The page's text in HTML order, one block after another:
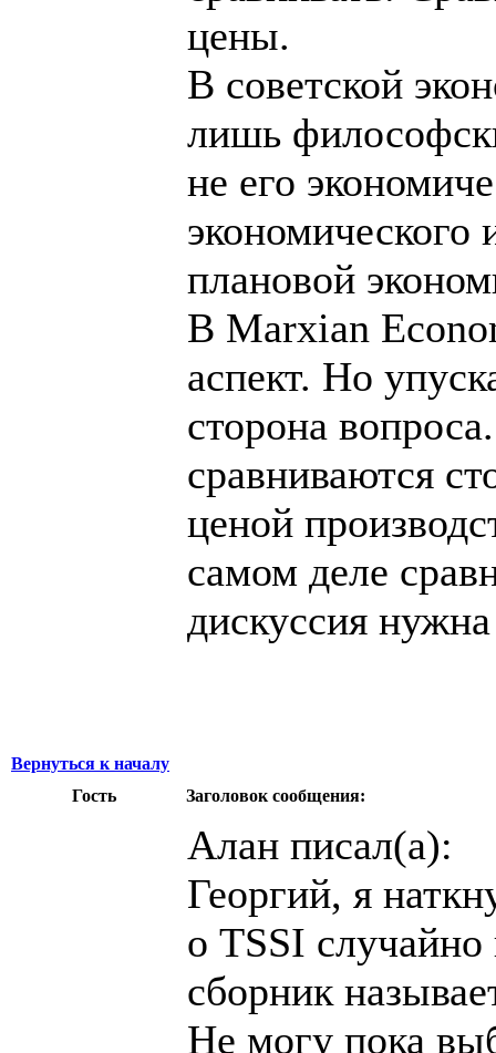
цены.
В советской
лишь
не его
экономического
плановой
В Marxian
аспект. Но
сторона
сравниваются
ценой
самом деле
дискуссия
Вернуться к началу
Гость
Заголовок сообщения:
Алан писал(а):
Георгий, я
о TSSI
сборник
Не могу пока